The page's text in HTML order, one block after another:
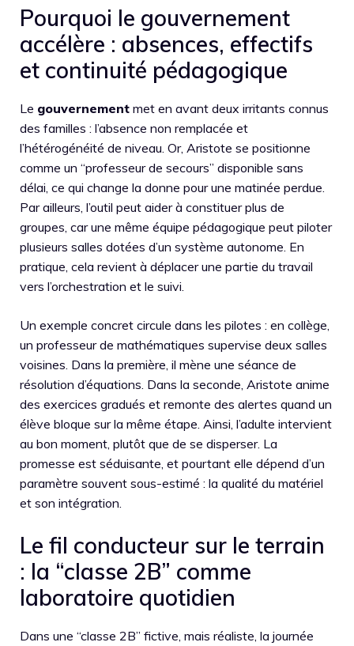
Pourquoi le gouvernement
accélère : absences, effectifs
et continuité pédagogique
Le gouvernement met en avant deux irritants connus
des familles : l’absence non remplacée et
l’hétérogénéité de niveau. Or, Aristote se positionne
comme un “professeur de secours” disponible sans
délai, ce qui change la donne pour une matinée perdue.
Par ailleurs, l’outil peut aider à constituer plus de
groupes, car une même équipe pédagogique peut piloter
plusieurs salles dotées d’un système autonome. En
pratique, cela revient à déplacer une partie du travail
vers l’orchestration et le suivi.
Un exemple concret circule dans les pilotes : en collège,
un professeur de mathématiques supervise deux salles
voisines. Dans la première, il mène une séance de
résolution d’équations. Dans la seconde, Aristote anime
des exercices gradués et remonte des alertes quand un
élève bloque sur la même étape. Ainsi, l’adulte intervient
au bon moment, plutôt que de se disperser. La
promesse est séduisante, et pourtant elle dépend d’un
paramètre souvent sous-estimé : la qualité du matériel
et son intégration.
Le fil conducteur sur le terrain
: la “classe 2B” comme
laboratoire quotidien
Dans une “classe 2B” fictive, mais réaliste, la journée